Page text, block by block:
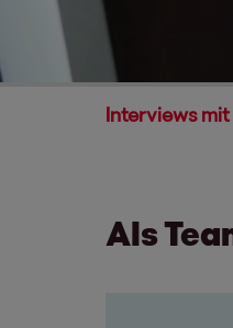
Interviews
Als